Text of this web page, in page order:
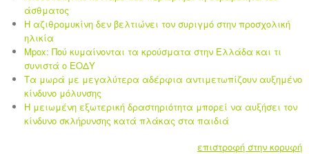
άσθματος
Η αζιθρομυκίνη δεν βελτιώνει τον συριγμό στην προσχολική
ηλικία
Mpox: Πού κυμαίνονται τα κρούσματα στην Ελλάδα και τι
συνιστά ο ΕΟΔΥ
Τα μωρά με μεγαλύτερα αδέρφια αντιμετωπίζουν αυξημένο
κίνδυνο μόλυνσης
Η μειωμένη εξωτερική δραστηριότητα μπορεί να αυξήσει τον
κίνδυνο σκλήρυνσης κατά πλάκας στα παιδιά
επιστροφή στην κορυφή